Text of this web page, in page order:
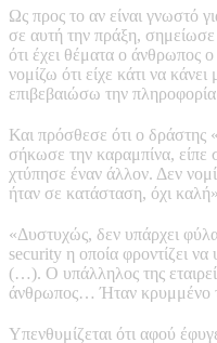
Ως προς το αν είναι γνωστό
σε αυτή την πράξη,
ότι έχει θέματα ο άνθρωπος
νομίζω ότι είχε κάτι να
επιβεβαιώσω την
Και πρόσθεσε ότι ο
σήκωσε την καραμπίνα, είπε
χτύπησε έναν άλλον. Δεν
ήταν σε κατάσταση, όχι
«Δυστυχώς, δεν υπάρχει
security η οποία φροντίζει
(…). Ο υπάλληλος της
άνθρωπος… Ήταν κρυμμένο
Υπενθυμίζεται ότι αφού